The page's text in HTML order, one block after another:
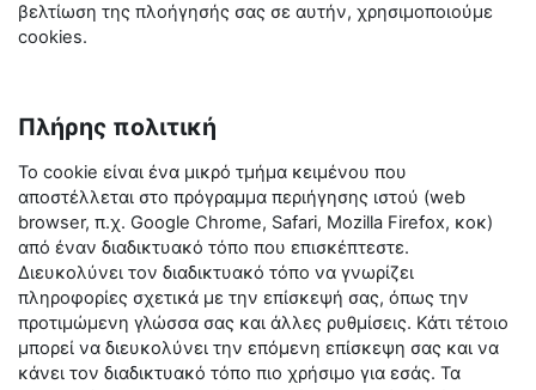
βελτίωση της πλοήγησής σας σε αυτήν, χρησιμοποιούμε
cookies.
Πλήρης πολιτική
Το cookie είναι ένα μικρό τμήμα κειμένου που
αποστέλλεται στο πρόγραμμα περιήγησης ιστού (web
browser, π.χ. Google Chrome, Safari, Mozilla Firefox, κοκ)
από έναν διαδικτυακό τόπο που επισκέπτεστε.
Διευκολύνει τον διαδικτυακό τόπο να γνωρίζει
πληροφορίες σχετικά με την επίσκεψή σας, όπως την
προτιμώμενη γλώσσα σας και άλλες ρυθμίσεις. Κάτι τέτοιο
μπορεί να διευκολύνει την επόμενη επίσκεψη σας και να
κάνει τον διαδικτυακό τόπο πιο χρήσιμο για εσάς. Τα